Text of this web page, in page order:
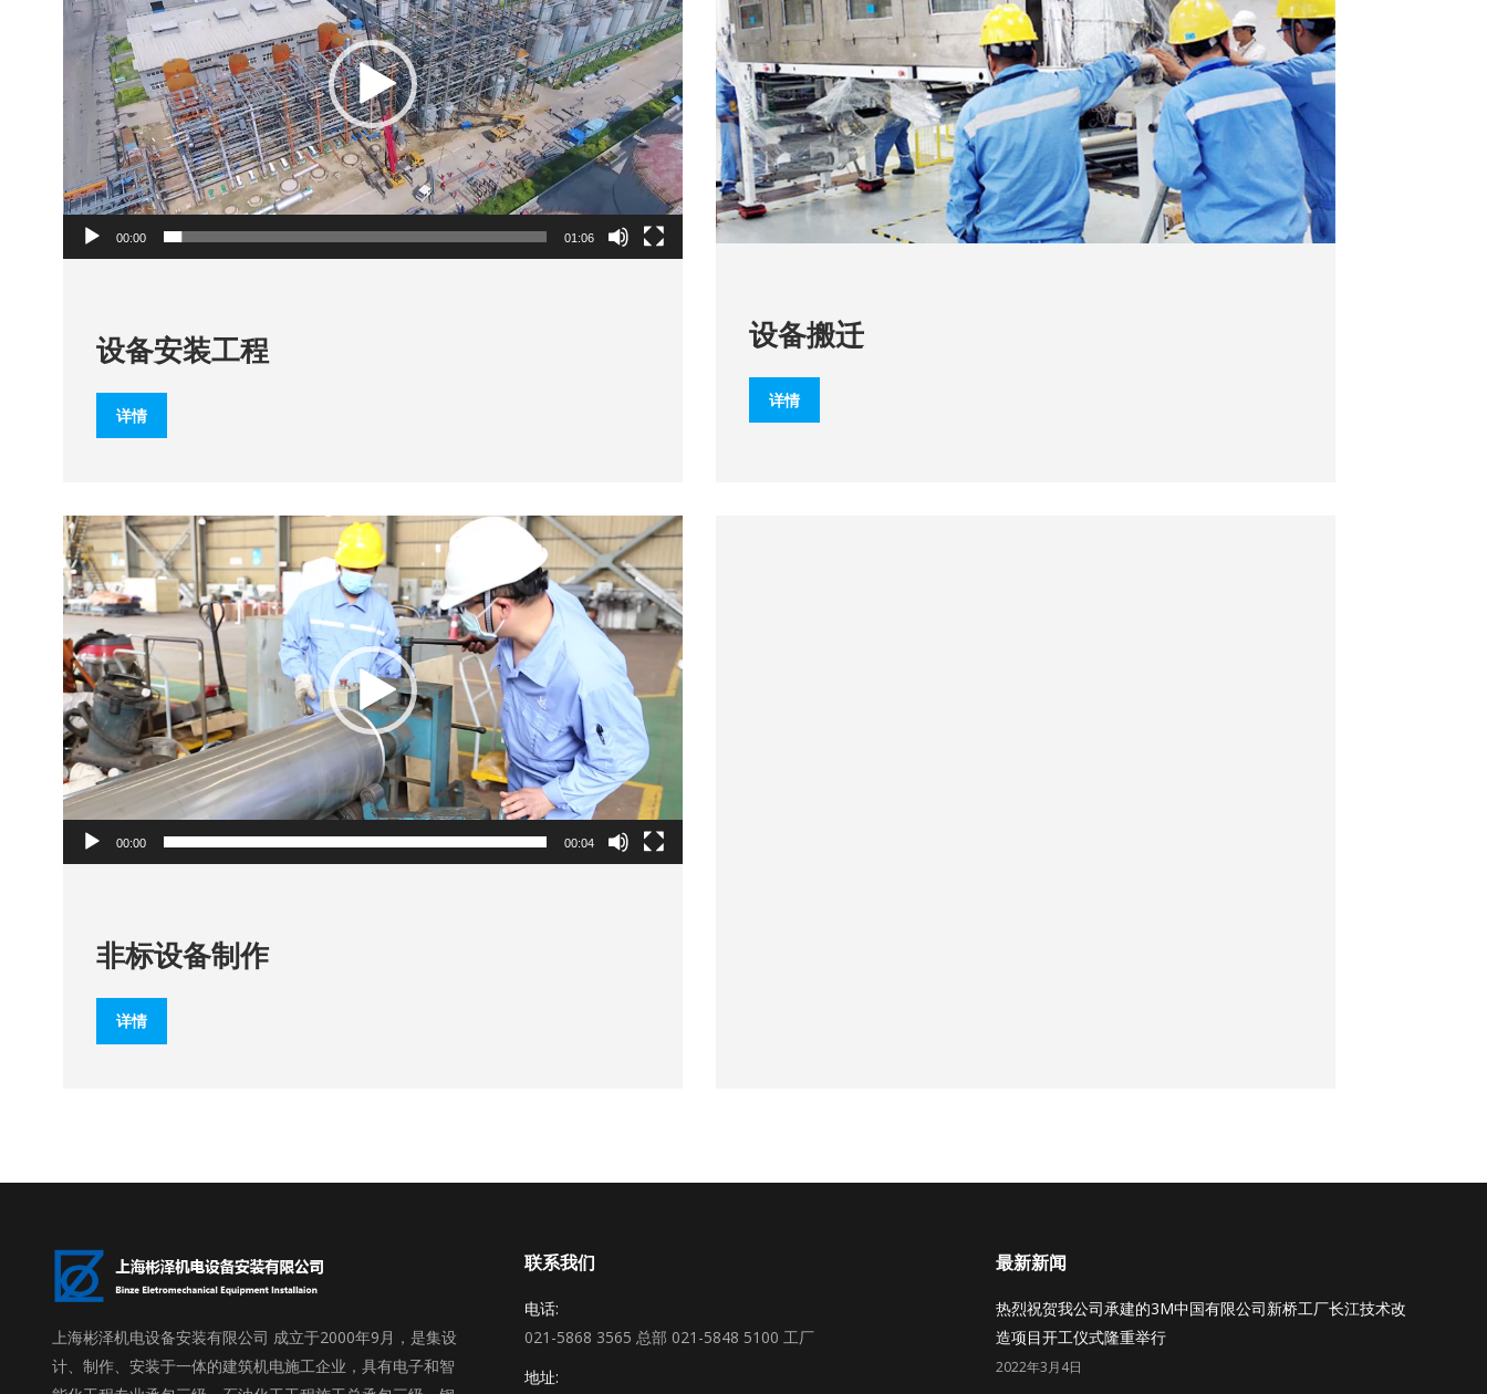
放
00:00 01:06
设备安装工程
详情
设备搬迁
详情
视
频
播
放
器
00:00 00:04
非标设备制作
详情
上海彬泽机电设备安装有限公司 成立于2000年9月，是集设
计、制作、安装于一体的建筑机电施工企业，具有电子和智
联系我们
电话:
021-5868 3565 总部 021-5848 5100 工厂
地址:
最新新闻
热烈祝贺我公司承建的3M中国有限公司新桥工厂长江技术改
造项目开工仪式隆重举行
2022年3月4日